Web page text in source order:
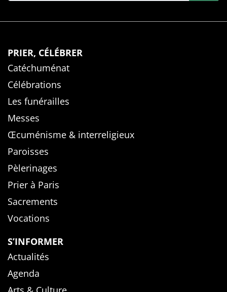
PRIER, CÉLÉBRER
Catéchuménat
Célébrations
Les funérailles
Messes
Œcuménisme & interreligieux
Paroisses
Pèlerinages
Prier à Paris
Sacrements
Vocations
S’INFORMER
Actualités
Agenda